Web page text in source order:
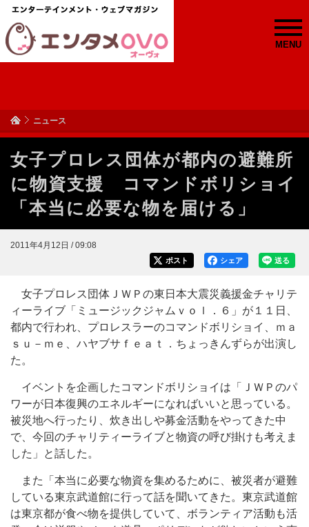
MENU
ニュース
女子プロレス団体が都内の避難所
に物資支援 コマンドボリショイ
「本当に必要な物を届ける」
2011年4月12日 / 09:08
送る
シェア
ポスト
女子プロレス団体ＪＷＰの東日本大震災義援金チャリテ
ィーライブ「ミュージックジャムｖｏｌ．６」が１１日、
都内で行われ、プロレスラーのコマンドボリショイ、ｍａ
ｓｕ－ｍｅ、ハヤブサｆｅａｔ．ちょっきんずらが出演し
た。
イベントを企画したコマンドボリショイは「ＪＷＰのパ
ワーが日本復興のエネルギーになればいいと思っている。
被災地へ行ったり、炊き出しや募金活動をやってきた中
で、今回のチャリティーライブと物資の呼び掛けも考えま
した」と話した。
また「本当に必要な物資を集めるために、被災者が避難
している東京武道館に行って話を聞いてきた。東京武道館
は東京都が食べ物を提供していて、ボランティア活動も活